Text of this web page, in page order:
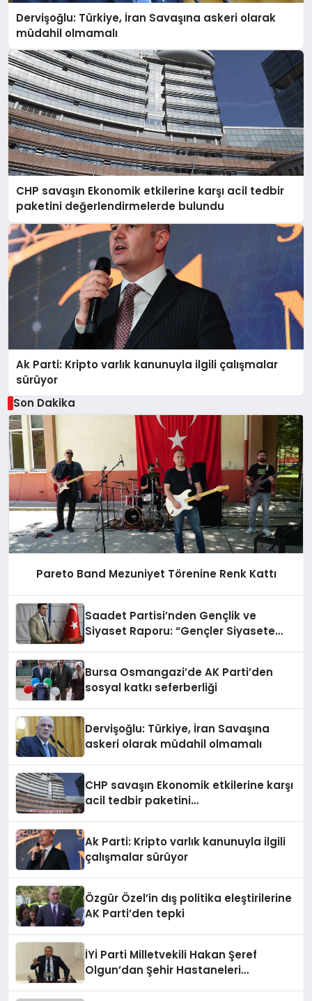
Dervişoğlu: Türkiye, İran Savaşına askeri olarak
müdahil olmamalı
CHP savaşın Ekonomik etkilerine karşı acil tedbir
paketini değerlendirmelerde bulundu
Ak Parti: Kripto varlık kanunuyla ilgili çalışmalar
sürüyor
Son Dakika
Pareto Band Mezuniyet Törenine Renk Kattı
Saadet Partisi’nden Gençlik ve
Siyaset Raporu: “Gençler Siyasete
Bursa Osmangazi’de AK Parti’den
sosyal katkı seferberliği
Dervişoğlu: Türkiye, İran Savaşına
askeri olarak müdahil olmamalı
CHP savaşın Ekonomik etkilerine karşı
acil tedbir paketini
Ak Parti: Kripto varlık kanunuyla ilgili
çalışmalar sürüyor
Özgür Özel’in dış politika eleştirilerine
AK Parti’den tepki
İYİ Parti Milletvekili Hakan Şeref
Olgun’dan Şehir Hastaneleri